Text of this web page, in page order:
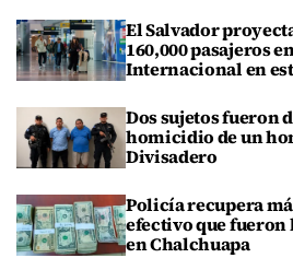
El Salvador
160,000 pasajeros
Internacional en
Dos sujetos fueron
homicidio de un
Divisadero
Policía recupera
efectivo que fueron
en Chalchuapa